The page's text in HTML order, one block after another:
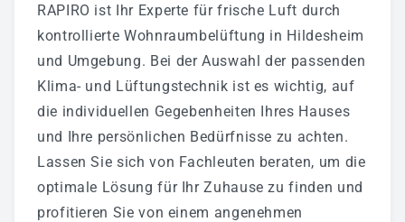
RAPIRO ist Ihr Experte für frische Luft durch
kontrollierte Wohnraumbelüftung in Hildesheim
und Umgebung. Bei der Auswahl der passenden
Klima- und Lüftungstechnik ist es wichtig, auf
die individuellen Gegebenheiten Ihres Hauses
und Ihre persönlichen Bedürfnisse zu achten.
Lassen Sie sich von Fachleuten beraten, um die
optimale Lösung für Ihr Zuhause zu finden und
profitieren Sie von einem angenehmen